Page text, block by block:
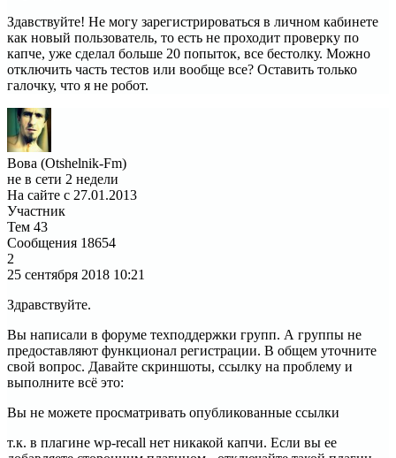
Здавствуйте! Не могу зарегистрироваться в личном кабинете
как новый пользователь, то есть не проходит проверку по
капче, уже сделал больше 20 попыток, все бестолку. Можно
отключить часть тестов или вообще все? Оставить только
галочку, что я не робот.
Вова (Otshelnik-Fm)
не в сети 2 недели
На сайте с 27.01.2013
Участник
Тем 43
Сообщения 18654
2
25 сентября 2018 10:21
Здравствуйте.
Вы написали в форуме техподдержки групп. А группы не
предоставляют функционал регистрации. В общем уточните
свой вопрос. Давайте скриншоты, ссылку на проблему и
выполните всё это:
Вы не можете просматривать опубликованные ссылки
т.к. в плагине wp-recall нет никакой капчи. Если вы ее